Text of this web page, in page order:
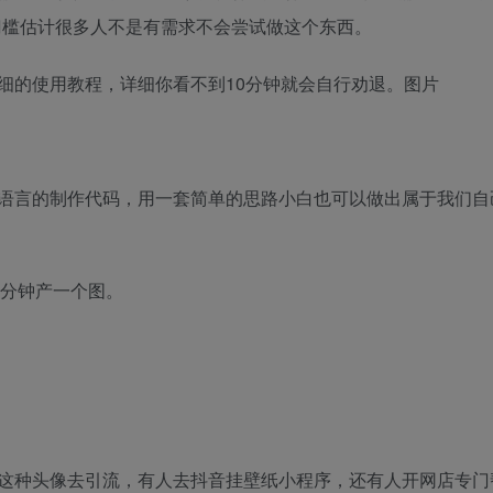
估计很多人不是有需求不会尝试做这个东西。
使用教程，详细你看不到10分钟就会自行劝退。图片
的制作代码，用一套简单的思路小白也可以做出属于我们
钟产一个图。
头像去引流，有人去抖音挂壁纸小程序，还有人开网店专